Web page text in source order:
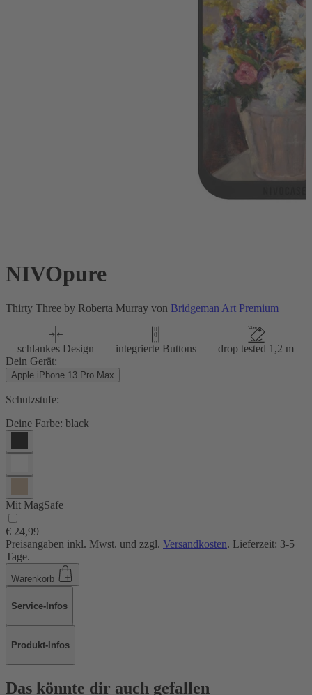
NIVOpure
Thirty Three by Roberta Murray von Bridgeman Art Premium
schlankes Design integrierte Buttons
drop tested 1,2 m
Dein Gerät:
Apple iPhone 13 Pro Max
Schutzstufe:
Deine Farbe: black
Mit MagSafe
€ 24,99
Preisangaben inkl. Mwst. und zzgl. Versandkosten. Lieferzeit: 3-5
Tage.
Warenkorb
Service-Infos
Produkt-Infos
Das könnte dir auch gefallen